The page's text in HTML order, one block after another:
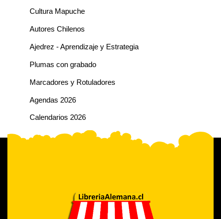
Cultura Mapuche
Autores Chilenos
Ajedrez - Aprendizaje y Estrategia
Plumas con grabado
Marcadores y Rotuladores
Agendas 2026
Calendarios 2026